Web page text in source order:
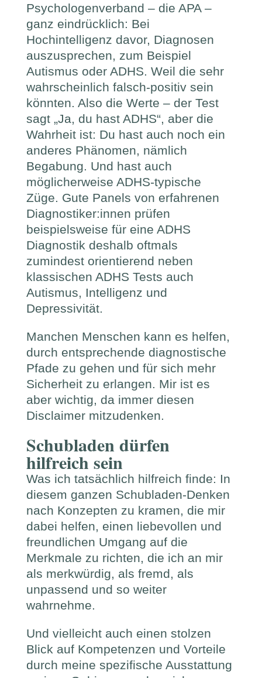
Psychologenverband – die APA –
ganz eindrücklich: Bei
Hochintelligenz davor, Diagnosen
auszusprechen, zum Beispiel
Autismus oder ADHS. Weil die sehr
wahrscheinlich falsch-positiv sein
könnten. Also die Werte – der Test
sagt „Ja, du hast ADHS“, aber die
Wahrheit ist: Du hast auch noch ein
anderes Phänomen, nämlich
Begabung. Und hast auch
möglicherweise ADHS-typische
Züge. Gute Panels von erfahrenen
Diagnostiker:innen prüfen
beispielsweise für eine ADHS
Diagnostik deshalb oftmals
zumindest orientierend neben
klassischen ADHS Tests auch
Autismus, Intelligenz und
Depressivität.
Manchen Menschen kann es helfen,
durch entsprechende diagnostische
Pfade zu gehen und für sich mehr
Sicherheit zu erlangen. Mir ist es
aber wichtig, da immer diesen
Disclaimer mitzudenken.
Schubladen dürfen
hilfreich sein
Was ich tatsächlich hilfreich finde: In
diesem ganzen Schubladen-Denken
nach Konzepten zu kramen, die mir
dabei helfen, einen liebevollen und
freundlichen Umgang auf die
Merkmale zu richten, die ich an mir
als merkwürdig, als fremd, als
unpassend und so weiter
wahrnehme.
Und vielleicht auch einen stolzen
Blick auf Kompetenzen und Vorteile
durch meine spezifische Ausstattung